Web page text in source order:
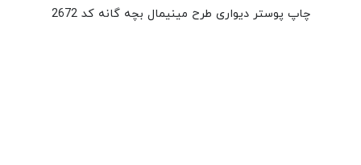
چاپ پوستر دیواری طرح مینیمال بچه گانه کد 2672